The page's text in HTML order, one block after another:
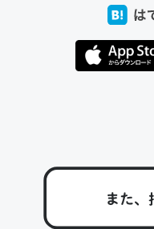
─たまにLINEするくらいだ
回線代ほとんどかから
https://
34